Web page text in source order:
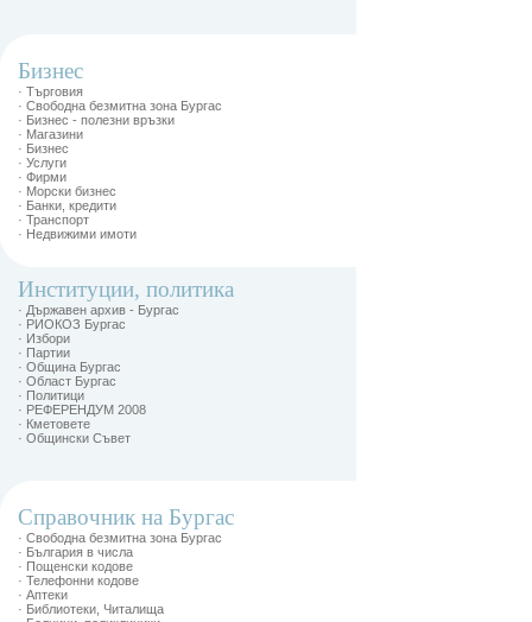
Бизнес
· Търговия
· Свободна безмитна зона Бургас
· Бизнес - полезни връзки
· Магазини
· Бизнес
· Услуги
· Фирми
· Морски бизнес
· Банки, кредити
· Транспорт
· Недвижими имоти
Институции, политика
· Държавен архив - Бургас
· РИОКОЗ Бургас
· Избори
· Партии
· Община Бургас
· Област Бургас
· Политици
· РЕФЕРЕНДУМ 2008
· Кметовете
· Общински Съвет
Справочник на Бургас
· Свободна безмитна зона Бургас
· България в числа
· Пощенски кодове
· Телефонни кодове
· Аптеки
· Библиотеки, Читалища